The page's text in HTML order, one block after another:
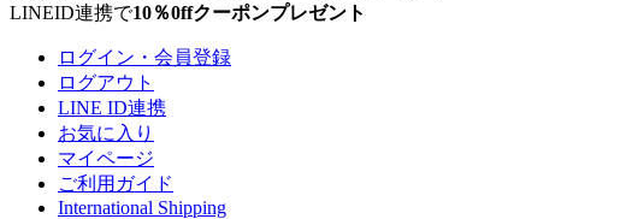
LINEID連携で10％0ffクーポンプレゼント
ログイン・会員登録
ログアウト
LINE ID連携
お気に入り
マイページ
ご利用ガイド
International Shipping